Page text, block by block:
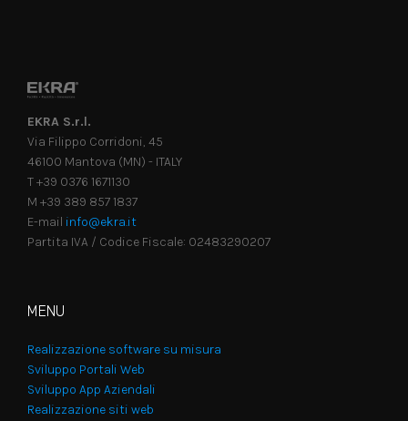
EKRA S.r.l.
Via Filippo Corridoni, 45
46100 Mantova (MN) - ITALY
T +39 0376 1671130
M +39 389 857 1837
E-mail info@ekra.it
Partita IVA / Codice Fiscale: 02483290207
MENU
Realizzazione software su misura
Sviluppo Portali Web
Sviluppo App Aziendali
Realizzazione siti web